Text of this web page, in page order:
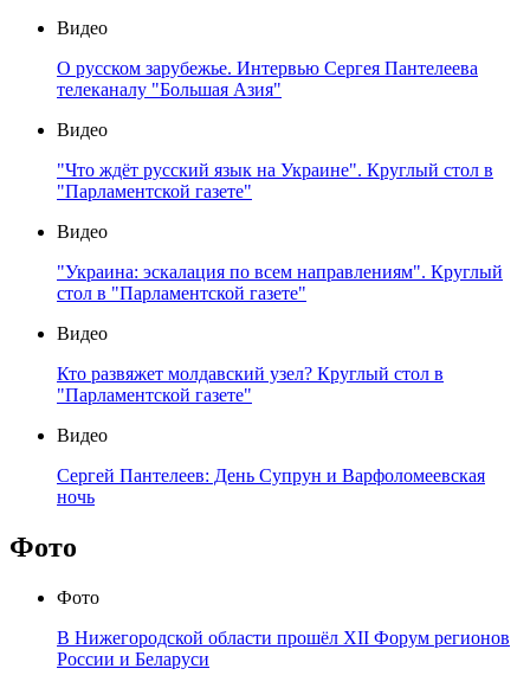
Видео
О русском зарубежье. Интервью Сергея Пантелеева
телеканалу "Большая Азия"
Видео
"Что ждёт русский язык на Украине". Круглый стол в
"Парламентской газете"
Видео
"Украина: эскалация по всем направлениям". Круглый
стол в "Парламентской газете"
Видео
Кто развяжет молдавский узел? Круглый стол в
"Парламентской газете"
Видео
Сергей Пантелеев: День Супрун и Варфоломеевская
ночь
Фото
Фото
В Нижегородской области прошёл XII Форум регионов
России и Беларуси